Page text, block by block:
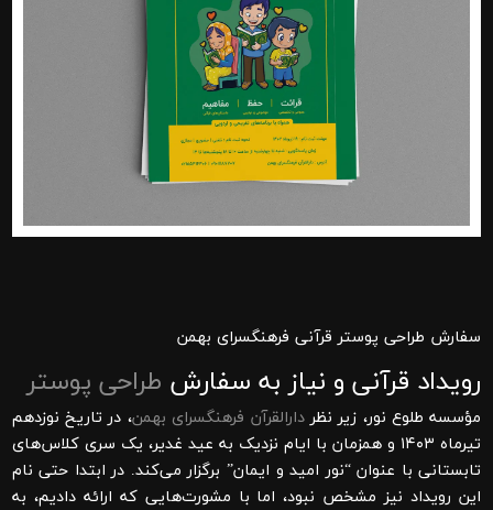
سفارش طراحی پوستر قرآنی فرهنگسرای بهمن
رویداد قرآنی و نیاز به سفارش طراحی پوستر
مؤسسه طلوع نور، زیر نظردارالقرآن فرهنگسرای بهمن، در تاریخ نوزدهم
تیرماه ۱۴۰۳ و همزمان با ایام نزدیک به عید غدیر، یک سری کلاس‌های
تابستانی با عنوان “نور امید و ایمان” برگزار می‌کند. در ابتدا حتی نام
این رویداد نیز مشخص نبود، اما با مشورت‌هایی که ارائه دادیم، به